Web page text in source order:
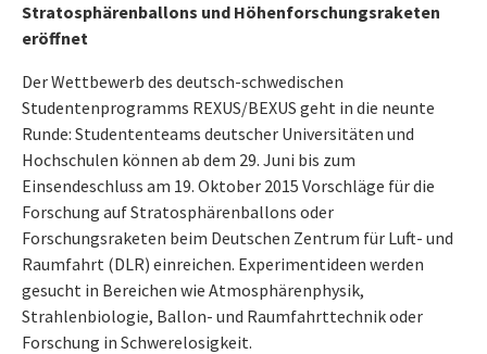
Stratosphärenballons und Höhenforschungsraketen
eröffnet
Der Wettbewerb des deutsch-schwedischen
Studentenprogramms REXUS/BEXUS geht in die neunte
Runde: Studententeams deutscher Universitäten und
Hochschulen können ab dem 29. Juni bis zum
Einsendeschluss am 19. Oktober 2015 Vorschläge für die
Forschung auf Stratosphärenballons oder
Forschungsraketen beim Deutschen Zentrum für Luft- und
Raumfahrt (DLR) einreichen. Experimentideen werden
gesucht in Bereichen wie Atmosphärenphysik,
Strahlenbiologie, Ballon- und Raumfahrttechnik oder
Forschung in Schwerelosigkeit.